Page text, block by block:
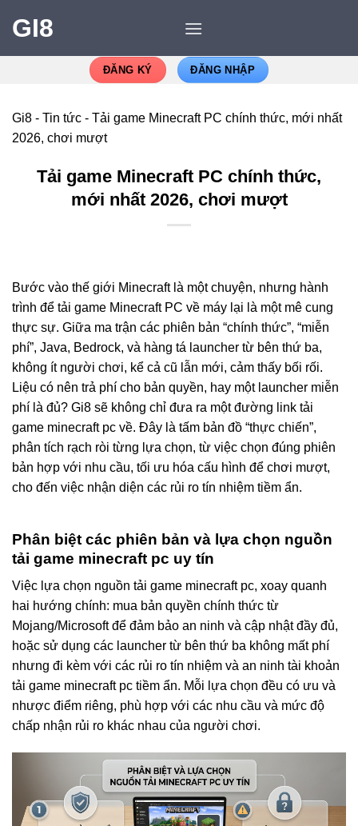
GI8
ĐĂNG KÝ ĐĂNG NHẬP
Gi8 - Tin tức - Tải game Minecraft PC chính thức, mới nhất
2026, chơi mượt
Tải game Minecraft PC chính thức,
mới nhất 2026, chơi mượt
Bước vào thế giới Minecraft là một chuyện, nhưng hành
trình để tải game Minecraft PC về máy lại là một mê cung
thực sự. Giữa ma trận các phiên bản “chính thức”, “miễn
phí”, Java, Bedrock, và hàng tá launcher từ bên thứ ba,
không ít người chơi, kể cả cũ lẫn mới, cảm thấy bối rối.
Liệu có nên trả phí cho bản quyền, hay một launcher miễn
phí là đủ? Gi8 sẽ không chỉ đưa ra một đường link tải
game minecraft pc về. Đây là tấm bản đồ “thực chiến”,
phân tích rạch ròi từng lựa chọn, từ việc chọn đúng phiên
bản hợp với nhu cầu, tối ưu hóa cấu hình để chơi mượt,
cho đến việc nhận diện các rủi ro tín nhiệm tiềm ẩn.
Phân biệt các phiên bản và lựa chọn nguồn
tải game minecraft pc uy tín
Việc lựa chọn nguồn tải game minecraft pc, xoay quanh
hai hướng chính: mua bản quyền chính thức từ
Mojang/Microsoft để đảm bảo an ninh và cập nhật đầy đủ,
hoặc sử dụng các launcher từ bên thứ ba không mất phí
nhưng đi kèm với các rủi ro tín nhiệm và an ninh tài khoản
tải game minecraft pc tiềm ẩn. Mỗi lựa chọn đều có ưu và
nhược điểm riêng, phù hợp với các nhu cầu và mức độ
chấp nhận rủi ro khác nhau của người chơi.